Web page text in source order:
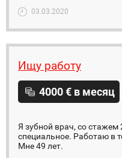
03.03.2020
Ищу работу
4000 € в месяц
Я зубной врач, со стажем
специальное. Работаю в
Мне 49 лет.